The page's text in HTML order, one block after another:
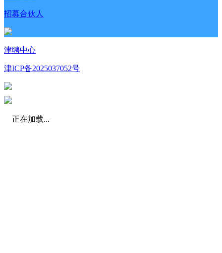
招募合伙人
津聘中心
津ICP备2025037052号
正在加载...